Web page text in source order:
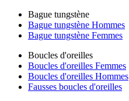
Bague tungstène
Bague tungstène Hommes
Bague tungstène Femmes
Boucles d'oreilles
Boucles d'oreilles Femmes
Boucles d'oreilles Hommes
Fausses boucles d'oreilles